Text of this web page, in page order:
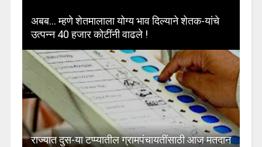
अबब… म्हणे शेतमालाला योग्य भाव दिल्याने शेतक-यांचे
उत्पन्न 40 हजार कोटींनी वाढले !
राज्यात दुस-या टप्प्यातील ग्रामपंचायतींसाठी आज मतदान